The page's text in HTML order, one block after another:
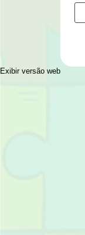
Exibir versão web